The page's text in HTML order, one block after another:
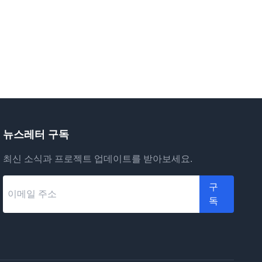
뉴스레터 구독
최신 소식과 프로젝트 업데이트를 받아보세요.
구
독